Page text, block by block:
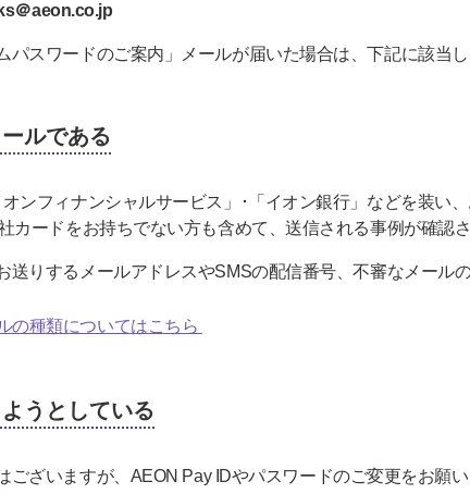
＠aeon.co.jp
パスワードのご案内」メールが届いた場合は、下記に該当し
ルである
ンフィナンシャルサービス」･「イオン銀行」などを装い
カードをお持ちでない方も含めて、送信される事例が確認さ
送りするメールアドレスやSMSの配信番号、不審なメール
の種類についてはこちら
うとしている
ございますが、AEON Pay IDやパスワードのご変更をお願い